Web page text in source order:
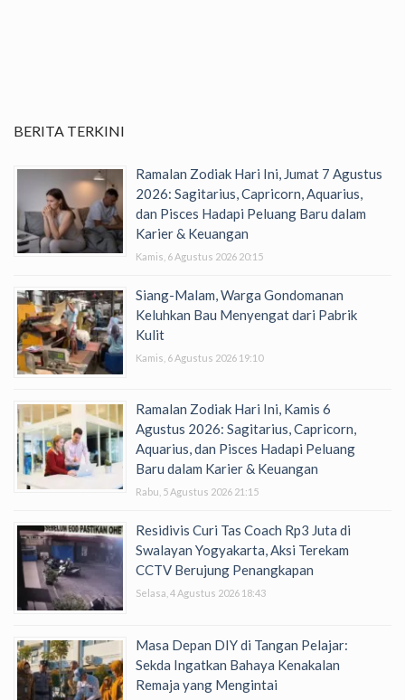
BERITA TERKINI
Ramalan Zodiak Hari Ini, Jumat 7 Agustus
2026: Sagitarius, Capricorn, Aquarius,
dan Pisces Hadapi Peluang Baru dalam
Karier & Keuangan
Kamis, 6 Agustus 2026 20:15
Siang-Malam, Warga Gondomanan
Keluhkan Bau Menyengat dari Pabrik
Kulit
Kamis, 6 Agustus 2026 19:10
Ramalan Zodiak Hari Ini, Kamis 6
Agustus 2026: Sagitarius, Capricorn,
Aquarius, dan Pisces Hadapi Peluang
Baru dalam Karier & Keuangan
Rabu, 5 Agustus 2026 21:15
Residivis Curi Tas Coach Rp3 Juta di
Swalayan Yogyakarta, Aksi Terekam
CCTV Berujung Penangkapan
Selasa, 4 Agustus 2026 18:43
Masa Depan DIY di Tangan Pelajar:
Sekda Ingatkan Bahaya Kenakalan
Remaja yang Mengintai